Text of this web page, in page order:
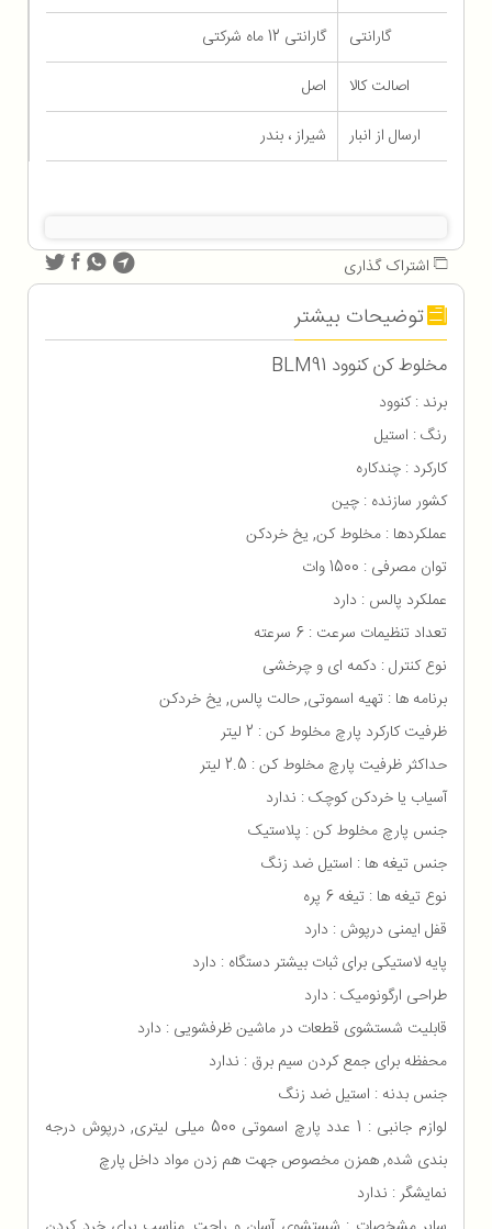
گارانتی
گارانتی 12 ماه شرکتی
اصالت کالا
اصل
ارسال از انبار
شیراز ، بندر
اشتراک گذاری
توضیحات بیشتر
مخلوط کن کنوود BLM91
برند : کنوود
رنگ : استیل
کارکرد : چندکاره
کشور سازنده : چین
عملکردها : مخلوط کن, یخ خردکن
توان مصرفی : 1500 وات
عملکرد پالس : دارد
تعداد تنظیمات سرعت : 6 سرعته
نوع کنترل : دکمه ای و چرخشی
برنامه ها : تهیه اسموتی, حالت پالس, یخ خردکن
ظرفیت کارکرد پارچ مخلوط کن : 2 لیتر
حداکثر ظرفیت پارچ مخلوط کن : 2.5 لیتر
آسیاب یا خردکن کوچک : ندارد
جنس پارچ مخلوط کن : پلاستیک
جنس تیغه ها : استیل ضد زنگ
نوع تیغه ها : تیغه 6 پره
قفل ایمنی درپوش : دارد
پایه لاستیکی برای ثبات بیشتر دستگاه : دارد
طراحی ارگونومیک : دارد
قابلیت شستشوی قطعات در ماشین ظرفشویی : دارد
محفظه برای جمع كردن سیم برق : ندارد
جنس بدنه : استیل ضد زنگ
لوازم جانبی : 1 عدد پارچ اسموتی 500 میلی لیتری, درپوش درجه
بندی شده, همزن مخصوص جهت هم زدن مواد داخل پارچ
نمایشگر : ندارد